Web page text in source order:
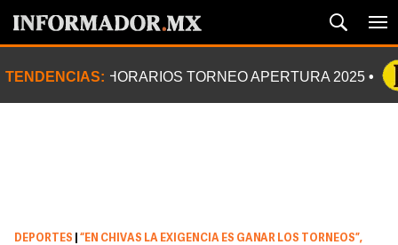
TENDENCIAS: HORARIOS TORNEO APERTURA 2025
DEPORTES
“EN CHIVAS LA EXIGENCIA ES GANAR LOS TORNEOS”,